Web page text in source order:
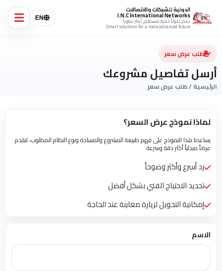
الدولية للشبكات والاتصالات
I.N.C International Networks
نبتكر حلولاً ذكية لمستقبل أكثر تطوراً
Smart solutions for a more advanced future.
EN
طلب عرض سعر
أرسل تفاصيل مشروعك
الرئيسية / طلب عرض سعر
لماذا نموذج عرض السعر؟
يساعدنا هذا النموذج على فهم طبيعة المشروع والمساحة ونوع النظام المطلوب، لنقدم
عرضاً مبدئياً أكثر دقة وسرعة.
رد أسرع وأكثر وضوحاً
تحديد الاحتياج الفني بشكل أفضل
إمكانية التحويل لزيارة معاينة عند الحاجة
الاسم